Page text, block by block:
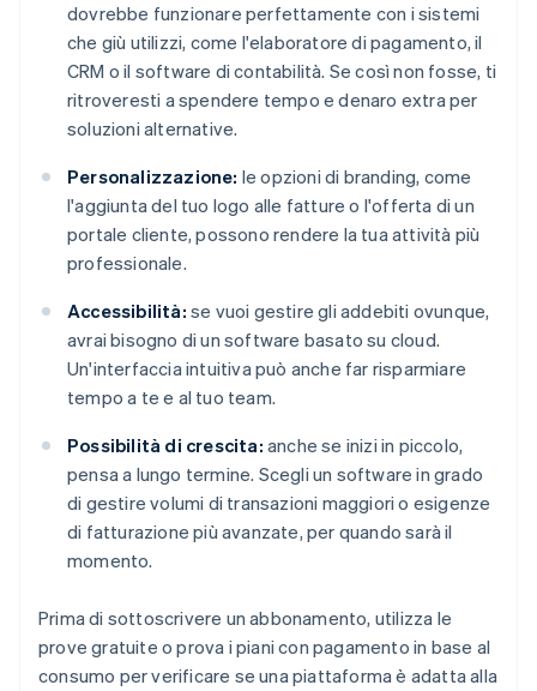
dovrebbe funzionare perfettamente con i sistemi
che giù utilizzi, come l'elaboratore di pagamento, il
CRM o il software di contabilità. Se così non fosse, ti
ritroveresti a spendere tempo e denaro extra per
soluzioni alternative.
Personalizzazione: le opzioni di branding, come
l'aggiunta del tuo logo alle fatture o l'offerta di un
portale cliente, possono rendere la tua attività più
professionale.
Accessibilità: se vuoi gestire gli addebiti ovunque,
avrai bisogno di un software basato su cloud.
Un'interfaccia intuitiva può anche far risparmiare
tempo a te e al tuo team.
Possibilità di crescita: anche se inizi in piccolo,
pensa a lungo termine. Scegli un software in grado
di gestire volumi di transazioni maggiori o esigenze
di fatturazione più avanzate, per quando sarà il
momento.
Prima di sottoscrivere un abbonamento, utilizza le
prove gratuite o prova i piani con pagamento in base al
consumo per verificare se una piattaforma è adatta alla